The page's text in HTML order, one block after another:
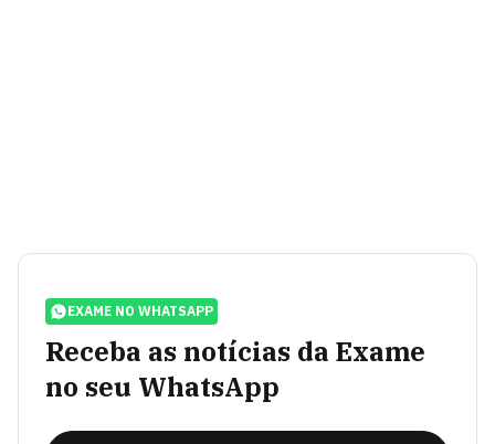
EXAME NO WHATSAPP
Receba as notícias da Exame
no seu WhatsApp